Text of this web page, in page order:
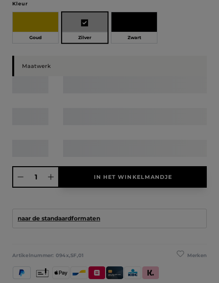
Selecteer
Kleur
Goud Zilver Zwart
Maatwerk
IN HET WINKELMANDJE
naar de standaardformaten
Merken
Artikelnummer: 094x,SF,01
PayPal Apple PayBancontact
BelfiusKredietkaart / Bankkaart
KBC/CBC Payment Button
Klarna (Achteraf betalen
Vooruitbetaling